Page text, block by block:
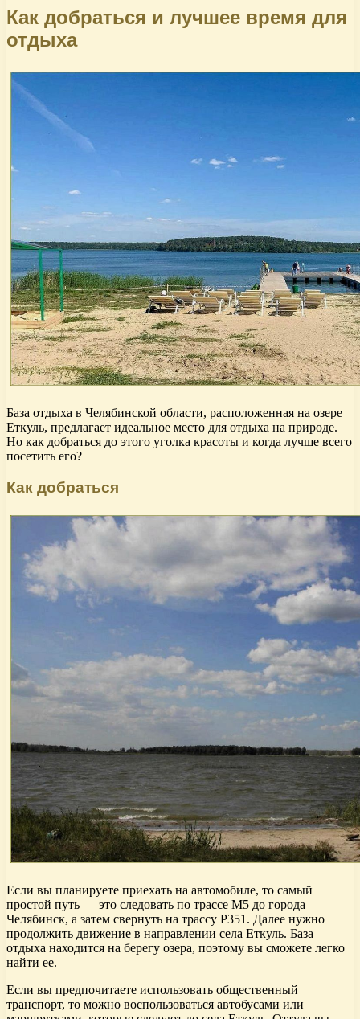
Как добраться и лучшее время для
отдыха
База отдыха в Челябинской области, расположенная на озере
Еткуль, предлагает идеальное место для отдыха на природе.
Но как добраться до этого уголка красоты и когда лучше всего
посетить его?
Как добраться
Если вы планируете приехать на автомобиле, то самый
простой путь — это следовать по трассе М5 до города
Челябинск, а затем свернуть на трассу Р351. Далее нужно
продолжить движение в направлении села Еткуль. База
отдыха находится на берегу озера, поэтому вы сможете легко
найти ее.
Если вы предпочитаете использовать общественный
транспорт, то можно воспользоваться автобусами или